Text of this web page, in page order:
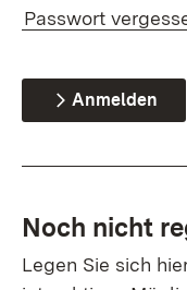
Passwort
Anmelden
Noch nicht
Legen Sie sich